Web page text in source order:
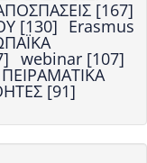
[167]
[130] Erasmus
webinar [107]
[91]